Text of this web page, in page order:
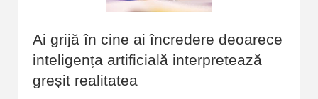
Ai grijă în cine ai încredere deoarece
inteligența artificială interpretează
greșit realitatea